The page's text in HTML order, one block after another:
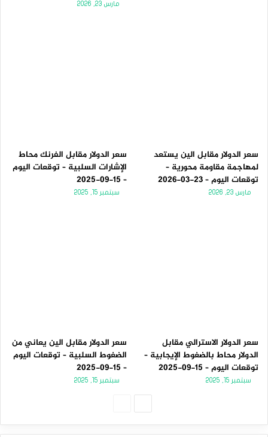
مارس 23, 2026
سعر الدولار مقابل الين يستعد
لمهاجمة مقاومة محورية –
توقعات اليوم – 23-03-2026
مارس 23, 2026
سعر الدولار مقابل الفرنك محاط
الإشارات السلبية – توقعات اليوم
– 15-09-2025
سبتمبر 15, 2025
سعر الدولار الاسترالي مقابل
الدولار محاط بالضغوط الإيجابية –
توقعات اليوم – 15-09-2025
سبتمبر 15, 2025
سعر الدولار مقابل الين يعاني من
الضغوط السلبية – توقعات اليوم
– 15-09-2025
سبتمبر 15, 2025